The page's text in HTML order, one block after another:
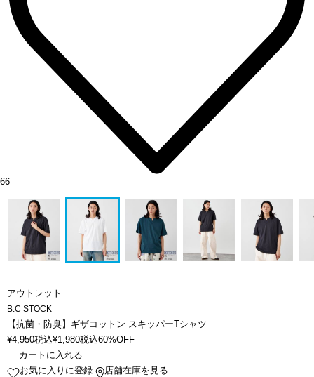
66
アウトレット
B.C STOCK
【抗菌・防臭】ギザコットン スキッパーTシャツ
¥4,950税込¥1,980税込60%OFF
カートに入れる
お気に入りに登録
店舗在庫を見る